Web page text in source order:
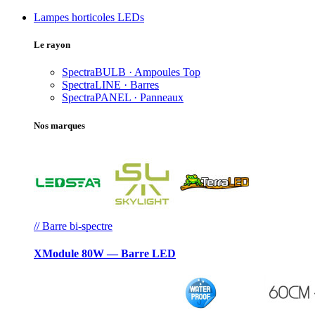
Lampes horticoles LEDs
Le rayon
SpectraBULB · Ampoules Top
SpectraLINE · Barres
SpectraPANEL · Panneaux
Nos marques
// Barre bi-spectre
XModule 80W — Barre LED